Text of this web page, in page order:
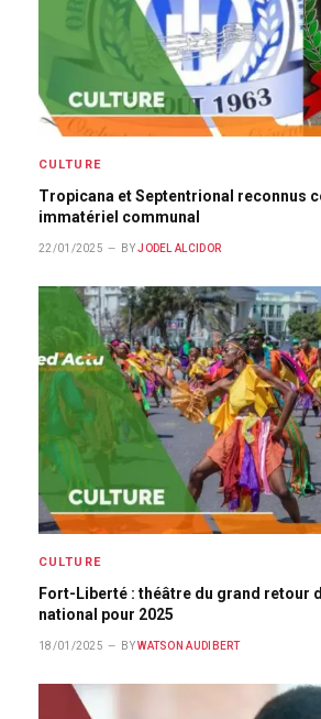
CULTURE
Tropicana et Septentrional reconnus
immatériel communal
22/01/2025 BY JODEL ALCIDOR
CULTURE
Fort-Liberté : théâtre du grand retour
national pour 2025
18/01/2025 BY WATSON AUDIBERT